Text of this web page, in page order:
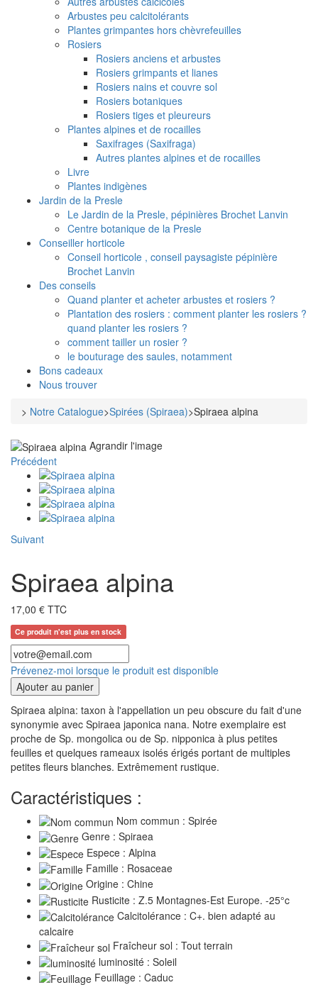
Arbustes peu calcitolérants
Plantes grimpantes hors chèvrefeuilles
Rosiers
Rosiers anciens et arbustes
Rosiers grimpants et lianes
Rosiers nains et couvre sol
Rosiers botaniques
Rosiers tiges et pleureurs
Plantes alpines et de rocailles
Saxifrages (Saxifraga)
Autres plantes alpines et de rocailles
Livre
Plantes indigènes
Jardin de la Presle
Le Jardin de la Presle, pépinières Brochet Lanvin
Centre botanique de la Presle
Conseiller horticole
Conseil horticole , conseil paysagiste pépinière
Brochet Lanvin
Des conseils
Quand planter et acheter arbustes et rosiers ?
Plantation des rosiers : comment planter les rosiers ?
quand planter les rosiers ?
comment tailler un rosier ?
le bouturage des saules, notamment
Bons cadeaux
Nous trouver
> Notre Catalogue>Spirées (Spiraea)>Spiraea alpina
Agrandir l'image
Précédent
Suivant
Spiraea alpina
17,00 € TTC
Ce produit n'est plus en stock
Prévenez-moi lorsque le produit est disponible
Ajouter au panier
Spiraea alpina: taxon à l'appellation un peu obscure du fait d'une
synonymie avec Spiraea japonica nana. Notre exemplaire est
proche de Sp. mongolica ou de Sp. nipponica à plus petites
feuilles et quelques rameaux isolés érigés portant de multiples
petites fleurs blanches. Extrêmement rustique.
Caractéristiques :
Nom commun : Spirée
Genre : Spiraea
Espece : Alpina
Famille : Rosaceae
Origine : Chine
Rusticite : Z.5 Montagnes-Est Europe. -25°c
Calcitolérance : C+. bien adapté au
calcaire
Fraîcheur sol : Tout terrain
luminosité : Soleil
Feuillage : Caduc